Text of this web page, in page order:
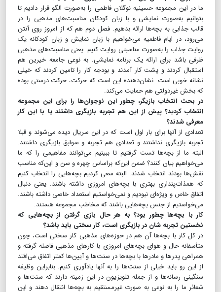
ما در این مجموعه حسینیه نوگلان فاطمی را به‌صورت الگو قرار دادیم تا
بتوانیم به‌صورت نمایشی و با زبان کودکان مناسبت‌های مذهبی را در
قالب جذابی به بچه‌ها ارائه بدهیم. فصل دوم هم که از امروز روی آنتن
می‌رود، در ایام فاطمیه می‌خواهیم با زبان نمایش و زبان کودکانه یک
روایت جذاب را به‌صورت مناسبتی روایت کنیم. یعنی مناسبت‌های مذهبی
ظرفی باشد برای ارائه یک برنامه نمایشی. به نوعی جامعه خیرین هم
استقبال کردند و پشت کار آمدند و بودجه کار را تامین کردند که خیلی
نشانه خوبی است. نشان‌دهنده این است که حرکت، حرکت درستی بوده
که بخش غیردولتی هم حمایت می‌کند.
در بحث انتخاب بازیگر، چطور این نوجوان‌ها را برای این مجموعه
انتخاب کردید؟ پیش از این هم تجربه بازیگری داشتند یا با این کار
معرفی شدند؟
تعدادی از آنها برای بار اول است که در این سریال دیده می‌شوند و قبلا
تجربه بازیگری نداشتند و تعدادی هم تجربه و سوابق بازیگری داشتند.
البته ما از بچه‌ها تست گرفتیم تا ببینیم می‌توانند مفاهیمی را که ما
می‌خواهیم بیان کنند؟ ضمن این‌که براساس چهره و سن و این‌که مناسب
نقش‌ها بودند انتخاب شدند. البته سعی کردیم بچه‌هایی را انتخاب کنیم
که همذات‌پنداری بهتری با بچه‌های امروزی داشته باشند. یعنی دنبال
اتفاق خاص و ویژه‌ای نبودیم و نمی‌خواستیم استعداد خاصی داشته باشند.
می‌خواستیم از جنس بچه‌هایی باشند که مخاطب مجموعه هستند.
کار با بچه‌ها چطور بود؟ به هر حال بازی گرفتن از بچه‌هایی که
نخستین تجربه شان در بازیگری است، کار سختی باید باشد؟
در کل کار با بچه‌ها آن هم در حوزه‌های مذهبی کار سختی است، چون
متأسفانه حال و هوای بچه‌های امروزی با کارهای مذهبی فاصله گرفته و
همراهی پدر‌ها و مادرها با بچه‌ها در سنت‌ها و آیین‌ها کمتر اتفاق می‌افتد
از این رو باید خیلی از سنت‌ها را به آنها یادآوری کنیم. بنابراین وظیفه
سنگینی رسانه‌ها و از جمله تلویزیون در این زمینه دارند که سنت‌ها و
شعائر ما را به نوعی به صورت غیرمستقیم به بچه‌ها انتقال دهند و این